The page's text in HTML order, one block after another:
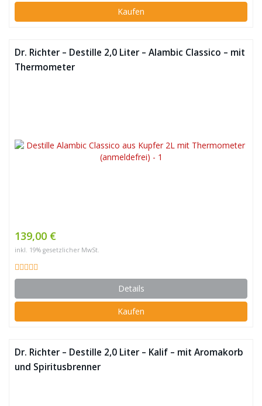
Kaufen
Dr. Richter – Destille 2,0 Liter – Alambic Classico – mit
Thermometer
139,00 €
inkl. 19% gesetzlicher MwSt.
Details
Kaufen
Dr. Richter – Destille 2,0 Liter – Kalif – mit Aromakorb
und Spiritusbrenner